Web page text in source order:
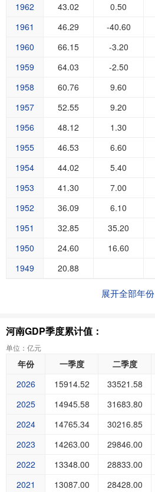
1962 43.02 0.50
1961
46.29 -40.60
1960
66.15 -3.20
1959
64.03 -2.50
1958
60.76 9.60
1957
52.55 9.20
1956
48.12 1.30
1955
46.53 6.60
1954
44.02 5.40
1953
41.30 7.00
1952
36.09 6.10
1951
32.85 35.20
1950
24.60 16.60
1949
20.88
展开全部年份
河南GDP季度累计值：
单位：亿元
年份 一季度 二季度
2026
15914.52
33521.58
2025
14945.58 31683.80
2024
14765.34 30216.85
2023
14263.00 29846.00
2022
13348.00 28833.00
2021
13087.00 28428.00